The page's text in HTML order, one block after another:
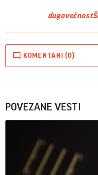
dugovečnost
KOMENTARI (0)
POVEZANE VESTI